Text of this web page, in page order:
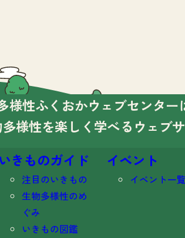
様性ふくおかウェブセンター
様性を楽しく学べる ウェブ
いきものガイド
注目のいきもの
生物多様性のめ
ぐみ
いきもの図鑑
イベント
イベント一覧